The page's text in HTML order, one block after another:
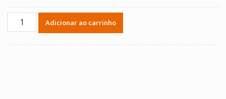
Bateria
Adicionar ao carrinho